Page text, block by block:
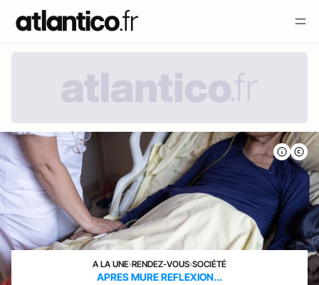
A LA UNE›RENDEZ-VOUS›SOCIÉTÉ
APRES MURE REFLEXION...